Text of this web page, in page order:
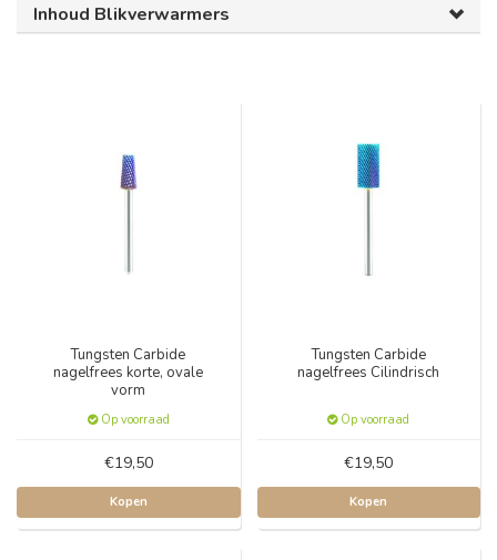
Inhoud Blikverwarmers
Tungsten Carbide
nagelfrees korte, ovale
vorm
Op voorraad
€19,50
Kopen
Tungsten Carbide
nagelfrees Cilindrisch
Op voorraad
€19,50
Kopen